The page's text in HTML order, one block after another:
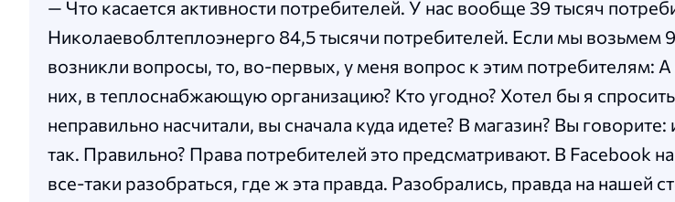
— Что касается активности потребителей. У нас вообще 39 тысяч
Николаевоблтеплоэнерго 84,5 тысячи потребителей. Если мы возьмем
возникли вопросы, то, во-первых, у меня вопрос к этим потребителям:
них, в теплоснабжающую организацию? Кто угодно? Хотел бы я
неправильно насчитали, вы сначала куда идете? В магазин? Вы говорите:
так. Правильно? Права потребителей это предсматривают. В Facebook
все-таки разобраться, где ж эта правда. Разобрались, правда на нашей